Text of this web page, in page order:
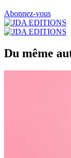
Abonnez-vous
Du même